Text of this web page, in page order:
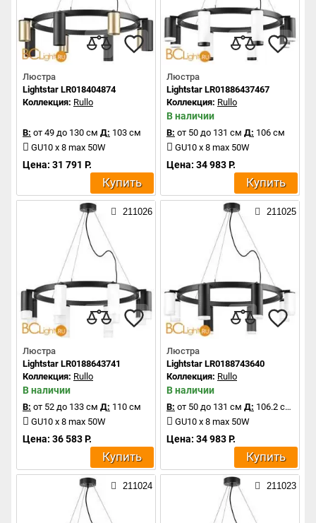
Люстра
Lightstar LR018404874
Коллекция: Rullo
В: от 49 до 130 см Д: 103 см
GU10 x 8 max 50W
Цена: 31 791 Р.
Купить
Люстра
Lightstar LR01886437467
Коллекция: Rullo
В наличии
В: от 50 до 131 см Д: 106 см
GU10 x 8 max 50W
Цена: 34 983 Р.
Купить
211026
Люстра
Lightstar LR0188643741
Коллекция: Rullo
В наличии
В: от 52 до 133 см Д: 110 см
GU10 x 8 max 50W
Цена: 36 583 Р.
Купить
211025
Люстра
Lightstar LR0188743640
Коллекция: Rullo
В наличии
В: от 50 до 131 см Д: 106.2 см
GU10 x 8 max 50W
Цена: 34 983 Р.
Купить
211024 211023